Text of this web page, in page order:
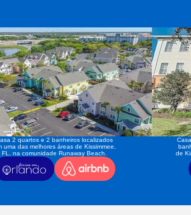
2 quartos e 2 banheiros localizados
uma das melhores áreas de Kissimmee,
FL, na comunidade Runaway Beach.
de